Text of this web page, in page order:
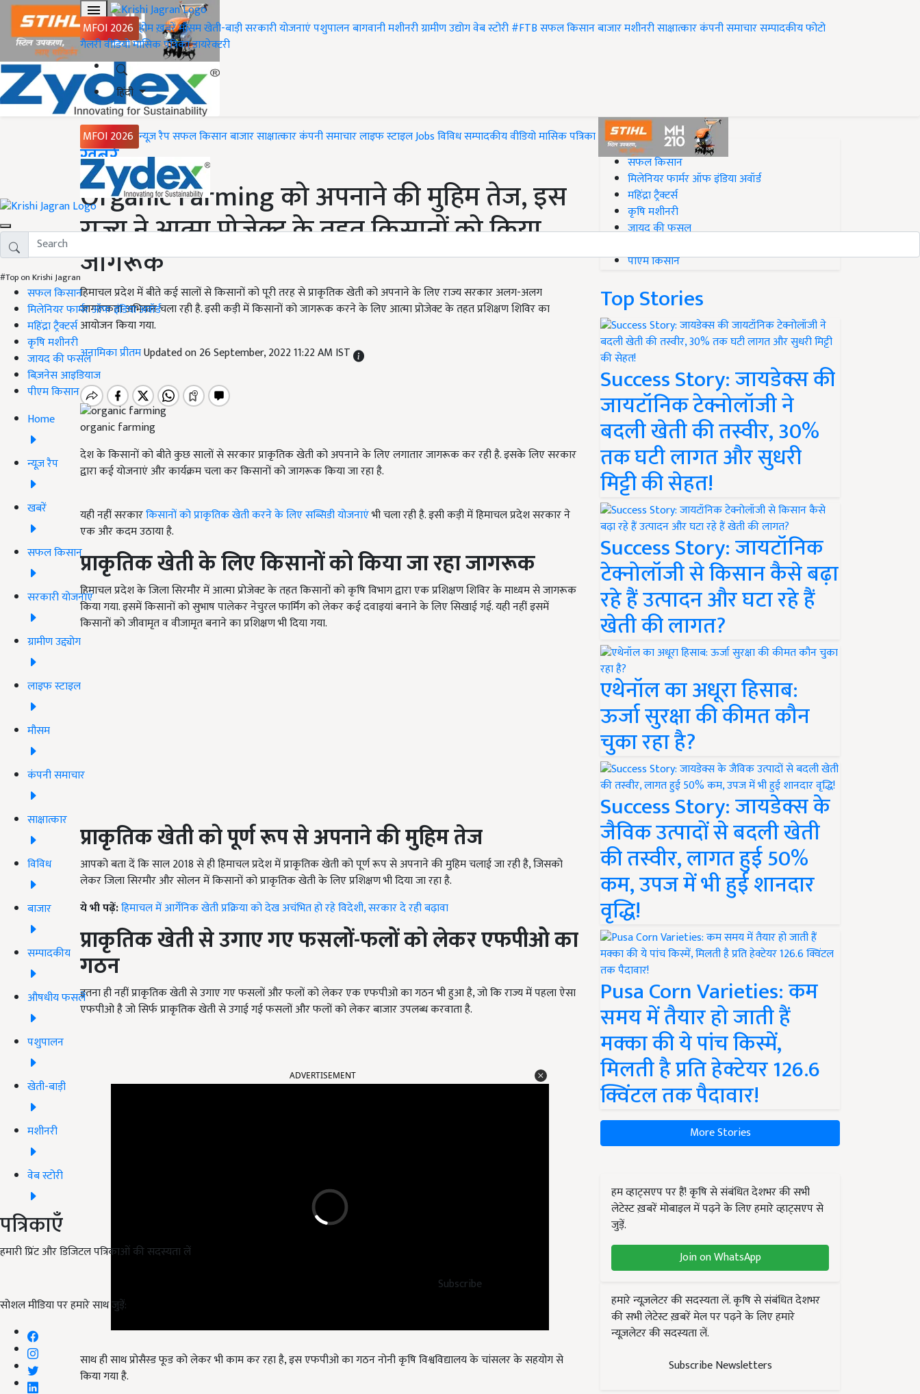
MFOI 2026 होमख़बरेंमौसमखेती-बाड़ीसरकारी योजनाएंपशुपालनबागवानीमशीनरीग्रामीण उद्योगवेब स्टोरी#FTBसफल किसानबाजारमशीनरीसाक्षात्कारकंपनी समाचारसम्पादकीयफोटो
गैलरीवीडियोमासिक पत्रिकाडायरेक्टरी
हिंदी
MFOI 2026 न्यूज़ रैपसफल किसानबाजारसाक्षात्कारकंपनी समाचारलाइफ स्टाइलJobsविविधसम्पादकीयवीडियोमासिक पत्रिका
#Top on Krishi Jagran
सफल किसान
मिलेनियर फार्मर ऑफ इंडिया अवॉर्ड
महिंद्रा ट्रैक्टर्स
कृषि मशीनरी
जायद की फसल
बिज़नेस आइडियाज
पीएम किसान
Home
न्यूज़ रैप
खबरें
सफल किसान
सरकारी योजनाएं
ग्रामीण उद्द्योग
लाइफ स्टाइल
मौसम
कंपनी समाचार
साक्षात्कार
विविध
बाजार
सम्पादकीय
औषधीय फसलें
पशुपालन
खेती-बाड़ी
मशीनरी
वेब स्टोरी
पत्रिकाएँ
हमारी प्रिंट और डिजिटल पत्रिकाओं की सदस्यता लें
Subscribe
सोशल मीडिया पर हमारे साथ जुड़ें:
Home
ख़बरें
Organic Farming को अपनाने की मुहिम तेज, इस
राज्य ने आत्मा प्रोजेक्ट के तहत किसानों को किया
जागरूक
हिमाचल प्रदेश में बीते कई सालों से किसानों को पूरी तरह से प्राकृतिक खेती को अपनाने के लिए राज्य सरकार अलग-अलग
जागरूकता अभियान चला रही है. इसी कड़ी में किसानों को जागरूक करने के लिए आत्मा प्रोजेक्ट के तहत प्रशिक्षण शिविर का
आयोजन किया गया.
अनामिका प्रीतमUpdated on 26 September, 2022 11:22 AM IST
organic farming
देश के किसानों को बीते कुछ सालों से सरकार प्राकृतिक खेती को अपनाने के लिए लगातार जागरूक कर रही है. इसके लिए सरकार
द्वारा कई योजनाएं और कार्यक्रम चला कर किसानों को जागरूक किया जा रहा है.
यही नहीं सरकारकिसानों को प्राकृतिक खेती करने के लिए सब्सिडी योजनाएंभी चला रही है. इसी कड़ी में हिमाचल प्रदेश सरकार ने
एक और कदम उठाया है.
प्राकृतिक खेती के लिए किसानों को किया जा रहा जागरूक
हिमाचल प्रदेश के जिला सिरमौर में आत्मा प्रोजेक्ट के तहत किसानों को कृषि विभाग द्वारा एक प्रशिक्षण शिविर के माध्यम से जागरूक
किया गया. इसमें किसानों को सुभाष पालेकर नेचुरल फार्मिंग को लेकर कई दवाइयां बनाने के लिए सिखाई गई. यही नहीं इसमें
किसानों को जीवामृत व वीजामृत बनाने का प्रशिक्षण भी दिया गया.
प्राकृतिक खेती को पूर्ण रूप से अपनाने की मुहिम तेज
आपको बता दें कि साल 2018 से ही हिमाचल प्रदेश में प्राकृतिक खेती को पूर्ण रूप से अपनाने की मुहिम चलाई जा रही है, जिसको
लेकर जिला सिरमौर और सोलन में किसानों को प्राकृतिक खेती के लिए प्रशिक्षण भी दिया जा रहा है.
ये भी पढ़ें:हिमाचल में आर्गेनिक खेती प्रक्रिया को देख अचंभित हो रहे विदेशी, सरकार दे रही बढ़ावा
प्राकृतिक खेती से उगाए गए फसलों-फलों को लेकर एफपीओ का
गठन
इतना ही नहीं प्राकृतिक खेती से उगाए गए फसलों और फलों को लेकर एक एफपीओ का गठन भी हुआ है, जो कि राज्य में पहला ऐसा
एफपीओ है जो सिर्फ प्राकृतिक खेती से उगाई गई फसलों और फलों को लेकर बाजार उपलब्ध करवाता है.
किया गया है.
#Top on Krishi Jagran
सफल किसान
मिलेनियर फार्मर ऑफ इंडिया अवॉर्ड
महिंद्रा ट्रैक्टर्स
कृषि मशीनरी
जायद की फसल
पीएम किसान
Top Stories
Success Story: जायडेक्स की
जायटॉनिक टेक्नोलॉजी ने
बदली खेती की तस्वीर, 30%
तक घटी लागत और सुधरी
मिट्टी की सेहत!
Success Story: जायटॉनिक
टेक्नोलॉजी से किसान कैसे बढ़ा
रहे हैं उत्पादन और घटा रहे हैं
खेती की लागत?
एथेनॉल का अधूरा हिसाब:
ऊर्जा सुरक्षा की कीमत कौन
चुका रहा है?
Success Story: जायडेक्स के
जैविक उत्पादों से बदली खेती
की तस्वीर, लागत हुई 50%
कम, उपज में भी हुई शानदार
वृद्धि!
Pusa Corn Varieties: कम
समय में तैयार हो जाती हैं
मक्का की ये पांच किस्में,
मिलती है प्रति हेक्टेयर 126.6
क्विंटल तक पैदावार!
More Stories
हम व्हाट्सएप पर हैं! कृषि से संबंधित देशभर की सभी
लेटेस्ट ख़बरें मोबाइल में पढ़ने के लिए हमारे व्हाट्सएप से
जुड़ें.
Join on WhatsApp
हमारे न्यूज़लेटर की सदस्यता लें. कृषि से संबंधित देशभर
की सभी लेटेस्ट ख़बरें मेल पर पढ़ने के लिए हमारे
न्यूज़लेटर की सदस्यता लें.
Subscribe Newsletters